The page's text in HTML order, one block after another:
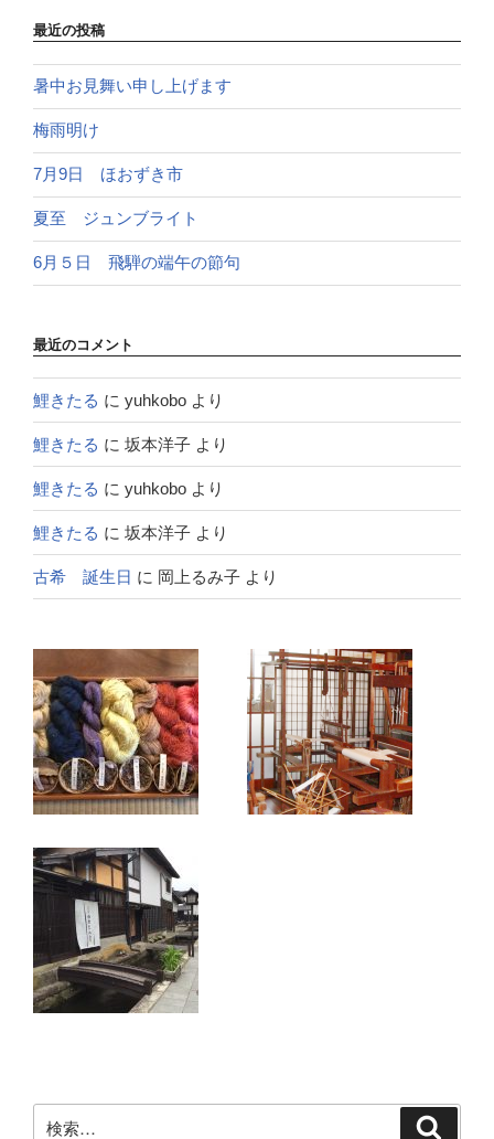
最近の投稿
暑中お見舞い申し上げます
梅雨明け
7月9日 ほおずき市
夏至 ジュンブライト
6月５日 飛騨の端午の節句
最近のコメント
鯉きたる に yuhkobo より
鯉きたる に 坂本洋子 より
鯉きたる に yuhkobo より
鯉きたる に 坂本洋子 より
古希 誕生日 に 岡上るみ子 より